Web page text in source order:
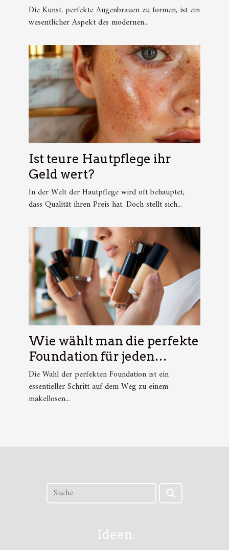
Die Kunst, perfekte Augenbrauen zu formen, ist ein
wesentlicher Aspekt des modernen...
Ist teure Hautpflege ihr
Geld wert?
In der Welt der Hautpflege wird oft behauptet,
dass Qualität ihren Preis hat. Doch stellt sich...
Wie wählt man die perfekte
Foundation für jeden
Hauttyp?
Die Wahl der perfekten Foundation ist ein
essentieller Schritt auf dem Weg zu einem
makellosen...
Ideen